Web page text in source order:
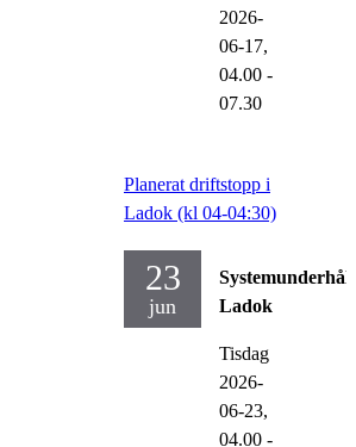
2026-
06-17,
04.00 -
07.30
Planerat driftstopp i
Ladok (kl 04-04:30)
23
jun
Systemunderhåll
Ladok
Tisdag
2026-
06-23,
04.00 -